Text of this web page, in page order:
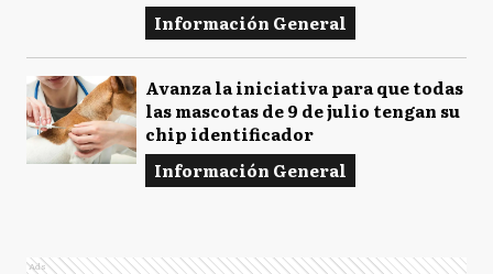
Información General
Avanza la iniciativa para que todas
las mascotas de 9 de julio tengan su
chip identificador
Información General
Ads